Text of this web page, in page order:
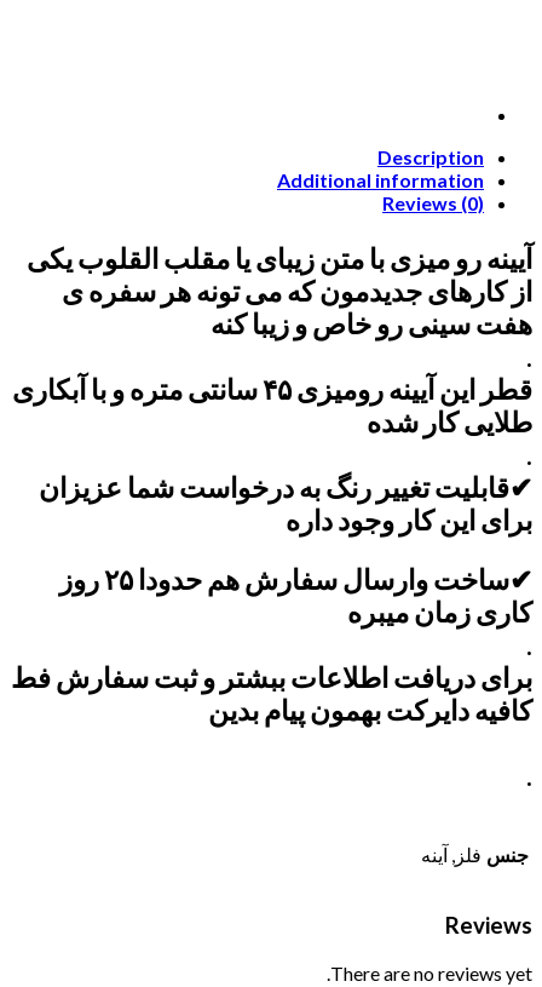
Description
Additional information
Reviews (0)
آیینه رو میزی با متن زیبای یا مقلب القلوب یکی
از کارهای جدیدمون که می تونه هر سفره ی
هفت سینی رو خاص و زیبا کنه
.
قطر این آیینه رومیزی ۴۵ سانتی متره و با آبکاری
طلایی کار شده
.
✔قابلیت تغییر رنگ به درخواست شما عزیزان
برای این کار وجود داره
✔ساخت وارسال سفارش هم حدودا ۲۵ روز
کاری زمان میبره
.
برای دریافت اطلاعات ببشتر و ثبت سفارش فط
کافیه دایرکت بهمون پیام بدین
.
جنس فلز, آینه
Reviews
There are no reviews yet.